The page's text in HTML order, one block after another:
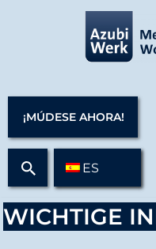
r
l
c
o
¡MÚDESE AHORA!
ES
WICHTIGE